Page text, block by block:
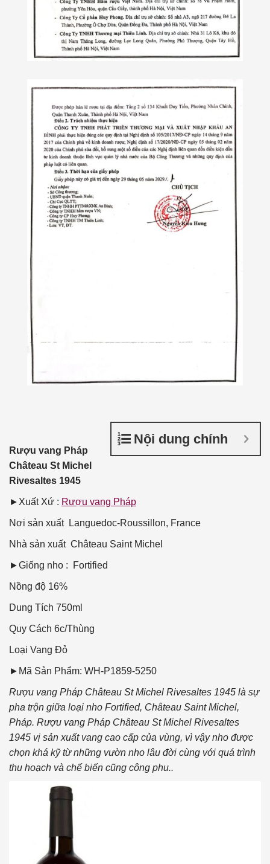
Nội dung chính
Rượu vang Pháp
Château St Michel
Rivesaltes 1945
►Xuất Xứ : Rượu vang Pháp
Nơi sản xuất Languedoc-Roussillon, France
Nhà sản xuất Château Saint Michel
►Giống nho : Fortified
Nồng độ 16%
Dung Tích 750ml
Quy Cách 6c/Thùng
Loại Vang Đỏ
►Mã Sản Phẩm: WH-P1859-5250
Rượu vang Pháp Château St Michel Rivesaltes 1945 là sự
pha trộn giữa loại nho Fortified, Château Saint Michel,
Pháp. Rượu vang Pháp Château St Michel Rivesaltes
1945 vị sản xuất vang cao cấp của vùng, vì vậy nho được
chọn khá kỹ từ những vườn nho lâu đời cùng với quá trình
thu hoạch và chế biến cũng công phu..